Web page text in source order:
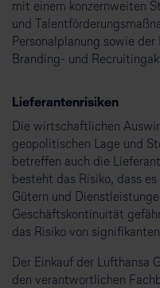
mit einem konzernweiten
und
Personalplanung sowie
Branding- und
Lieferantenrisiken
Die wirtschaftlichen
geopolitischen Lage und
betreffen auch die
besteht das Risiko, dass
Gütern und
Geschäftskontinuität
das Risiko von
Der Einkauf der Lufthansa
den verantwortlichen